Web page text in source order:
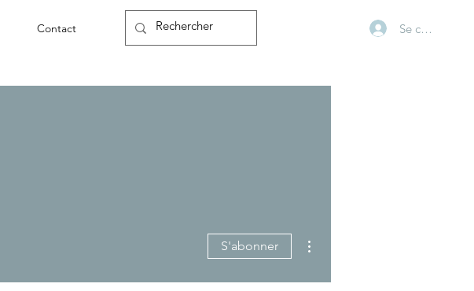
Contact Se connecter
S'abonner